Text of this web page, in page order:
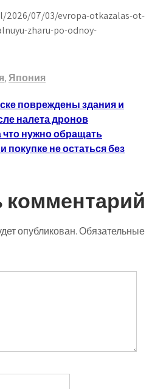
2026/07/03/evropa-otkazalas-ot-
zharu-po-odnoy-
,Япония
повреждены здания и
налета дронов
нужно обращать
не остаться без
комментарий
опубликован.Обязательные